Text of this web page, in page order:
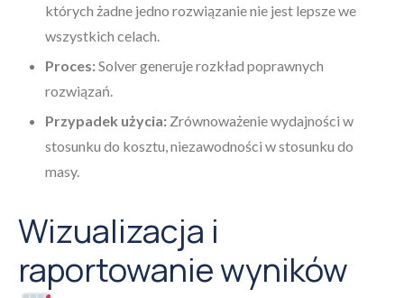
których żadne jedno rozwiązanie nie jest lepsze we
wszystkich celach.
Proces:Solver generuje rozkład poprawnych
rozwiązań.
Przypadek użycia: Zrównoważenie wydajności w
stosunku do kosztu, niezawodności w stosunku do
masy.
Wizualizacja i
raportowanie wyników